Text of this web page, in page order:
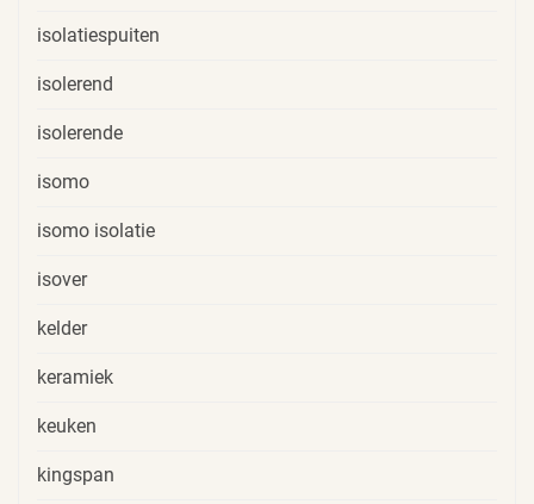
isolatiespuiten
isolerend
isolerende
isomo
isomo isolatie
isover
kelder
keramiek
keuken
kingspan